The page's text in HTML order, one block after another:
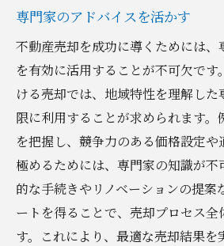
専門家のアドバイスを活かす
不動産売却を成功に導くためには、
を有効に活用することが不可欠です
ける売却では、地域特性を理解し
限に利用することが求められます。
を把握し、競争力のある価格設定
極めるためには、専門家の知識が不
的な手続きやリノベーションの提案
ートを得ることで、売却プロセス全
す。これにより、最適な売却結果を